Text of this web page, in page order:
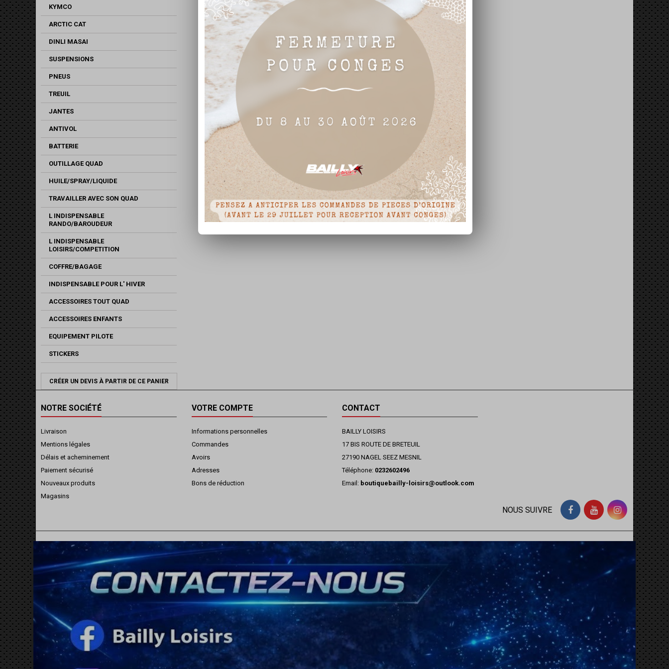
KYMCO
ARCTIC CAT
DINLI MASAI
SUSPENSIONS
PNEUS
TREUIL
JANTES
ANTIVOL
BATTERIE
OUTILLAGE QUAD
HUILE/SPRAY/LIQUIDE
TRAVAILLER AVEC SON QUAD
L INDISPENSABLE
RANDO/BAROUDEUR
L INDISPENSABLE
LOISIRS/COMPETITION
COFFRE/BAGAGE
INDISPENSABLE POUR L' HIVER
ACCESSOIRES TOUT QUAD
ACCESSOIRES ENFANTS
EQUIPEMENT PILOTE
STICKERS
CRÉER UN DEVIS À PARTIR DE CE PANIER
NOTRE SOCIÉTÉ
Livraison
Mentions légales
Délais et acheminement
Paiement sécurisé
Nouveaux produits
Magasins
VOTRE COMPTE
Informations personnelles
Commandes
Avoirs
Adresses
Bons de réduction
CONTACT
BAILLY LOISIRS
17 BIS ROUTE DE BRETEUIL
27190 NAGEL SEEZ MESNIL
Téléphone: 0232602496
Email: boutiquebailly-loisirs@outlook.com
NOUS SUIVRE